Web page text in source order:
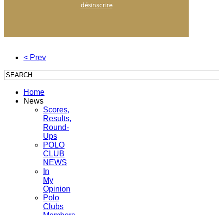
désinscrire
< Prev
Home
News
Scores,
Results,
Round-
Ups
POLO
CLUB
NEWS
In
My
Opinion
Polo
Clubs